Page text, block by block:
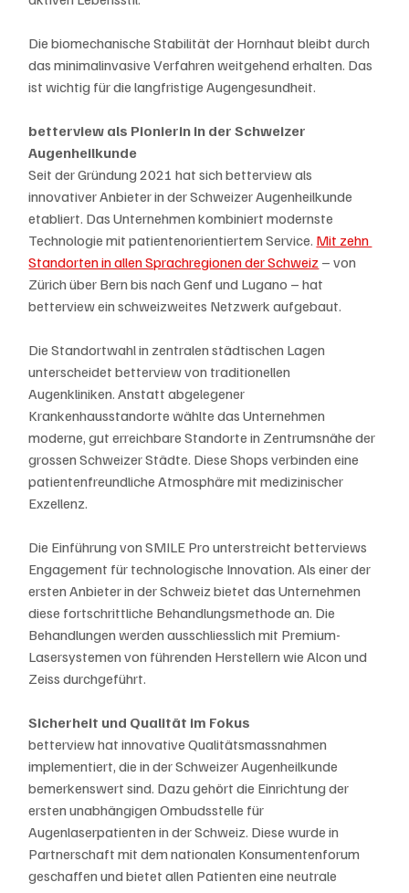
Die biomechanische Stabilität der Hornhaut bleibt durch
das minimalinvasive Verfahren weitgehend erhalten. Das
ist wichtig für die langfristige Augengesundheit.
betterview als Pionierin in der Schweizer
Augenheilkunde
Seit der Gründung 2021 hat sich betterview als
innovativer Anbieter in der Schweizer Augenheilkunde
etabliert. Das Unternehmen kombiniert modernste
Technologie mit patientenorientiertem Service. Mit zehn
Standorten in allen Sprachregionen der Schweiz – von
Zürich über Bern bis nach Genf und Lugano – hat
betterview ein schweizweites Netzwerk aufgebaut.
Die Standortwahl in zentralen städtischen Lagen
unterscheidet betterview von traditionellen
Augenkliniken. Anstatt abgelegener
Krankenhausstandorte wählte das Unternehmen
moderne, gut erreichbare Standorte in Zentrumsnähe der
grossen Schweizer Städte. Diese Shops verbinden eine
patientenfreundliche Atmosphäre mit medizinischer
Exzellenz.
Die Einführung von SMILE Pro unterstreicht betterviews
Engagement für technologische Innovation. Als einer der
ersten Anbieter in der Schweiz bietet das Unternehmen
diese fortschrittliche Behandlungsmethode an. Die
Behandlungen werden ausschliesslich mit Premium-
Lasersystemen von führenden Herstellern wie Alcon und
Zeiss durchgeführt.
Sicherheit und Qualität im Fokus
betterview hat innovative Qualitätsmassnahmen
implementiert, die in der Schweizer Augenheilkunde
bemerkenswert sind. Dazu gehört die Einrichtung der
ersten unabhängigen Ombudsstelle für
Augenlaserpatienten in der Schweiz. Diese wurde in
Partnerschaft mit dem nationalen Konsumentenforum
geschaffen und bietet allen Patienten eine neutrale